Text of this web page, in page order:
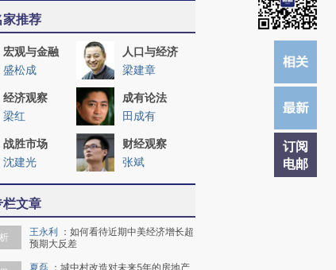
订阅
电邮
家推荐
宏观与金融
盛松成
人口与经济
梁建章
经济观察
梁红
成有论法
田成有
战胜市场
沈建光
财经观察
张斌
文章
王永利 ： 如何看待近期中美经济增长超
预期大反差
夏磊 ： 城中村改造对未来5年的房地产